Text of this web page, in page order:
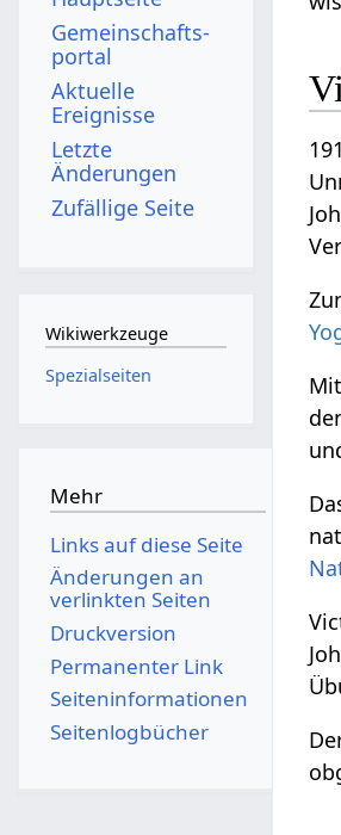
Gemeinschafts­
portal
Aktuelle
Ereignisse
Letzte
Änderungen
Zufällige Seite
Wikiwerkzeuge
Spezialseiten
Mehr
Links auf diese Seite
Änderungen an
verlinkten Seiten
Druckversion
Permanenter Link
Seiten­­informationen
Seitenlogbücher